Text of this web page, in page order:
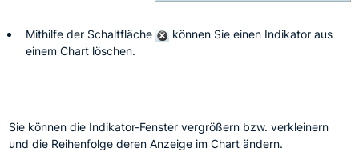
Mithilfe der Schaltfläche
können Sie einen Indikator aus
einem Chart löschen.
Sie können die Indikator-Fenster vergrößern bzw. verkleinern
und die Reihenfolge deren Anzeige im Chart ändern.